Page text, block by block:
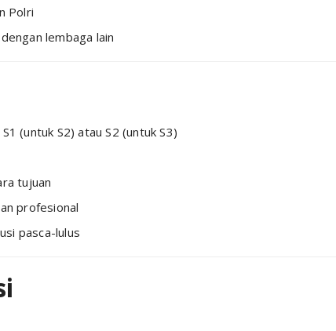
Polri
lembaga lain
(untuk S2) atau S2 (untuk S3)
tujuan
profesional
pasca-lulus